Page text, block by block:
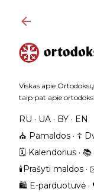
Praleisti ir
Viskas apie
taip pat apie
RU UA BY
EN
⛪️ Pamaldos
☦️
🗓️ Kalendorius
🕯️Prašyti maldos
🛍️ E-parduotuvė